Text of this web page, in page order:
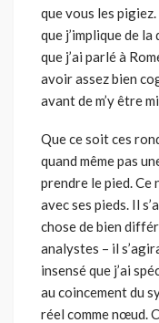
que vous les
que j’implique de
que j’ai parlé à
avoir assez bien
avant de m’y être
Que ce soit ces
quand même pas
prendre le pied. Ce
avec ses pieds. Il
chose de bien
analystes – il
insensé que j’ai
au coincement du
réel comme nœud.